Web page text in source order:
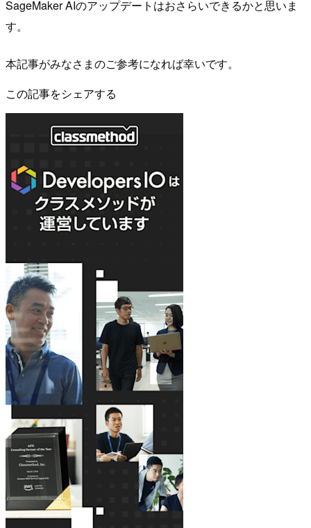
SageMaker AIのアップデートはおさらいできるかと思いま
す。
本記事がみなさまのご参考になれば幸いです。
この記事をシェアする